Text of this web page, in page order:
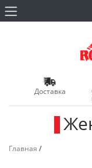
Доставка
Главная /